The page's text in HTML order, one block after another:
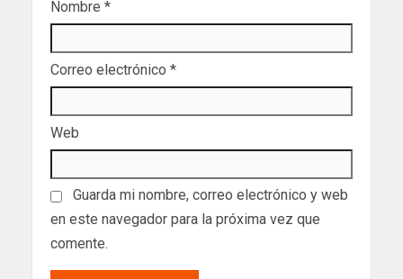
Nombre *
Correo electrónico *
Web
Guarda mi nombre, correo electrónico y web
en este navegador para la próxima vez que
comente.